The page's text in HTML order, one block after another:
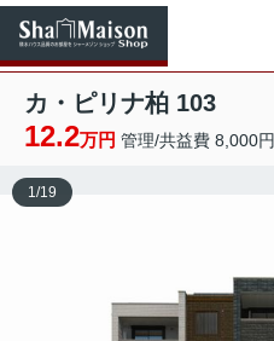
カ・ピリナ柏 103
12.2万円 管理/共益費 8,000円
1 /19